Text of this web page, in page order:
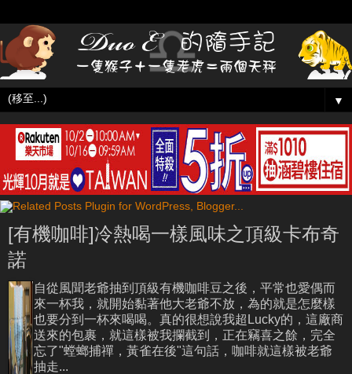
▼
[有機咖啡]冷熱喝一樣風味之頂級卡布奇
諾
自從風聞老爺抽到頂級有機咖啡豆之後，平常也愛偶而
來一杯我，就開始黏著他大老爺不放，為的就是怎麼樣
也要分到一杯來喝喝。真的很想說我超Lucky的，這廠商
送來的包裹，就這樣被我攔截到，正在竊喜之餘，完全
忘了"螳螂捕禪，黃雀在後"這句話，咖啡就這樣被老爺
抽走...